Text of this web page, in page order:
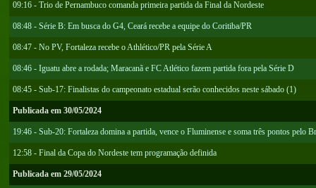
09:16 - Trio de Pernambuco comanda primeira partida da Final da Nordeste
08:48 - Série B: Em busca do G4, Ceará recebe a equipe do Coritiba/PR
08:47 - No PV, Fortaleza recebe o Athlético/PR pela Série A
08:46 - Iguatu abre a rodada; Maracanã e FC Atlético fazem partida fora pela Série D
08:45 - Sub-17: Finalistas do campeonato estadual serão conhecidos neste sábado (1)
Publicada em 30/05/2024
19:46 - Sub-20: Fortaleza domina a partida, vence o Fluminense e soma três pontos pelo
12:58 - Final da Copa do Nordeste tem programação definida
Publicada em 29/05/2024